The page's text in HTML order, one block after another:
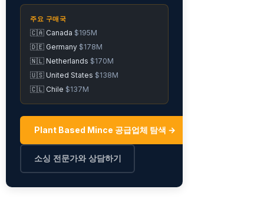
주요 구매국
🇨🇦 Canada $195M
🇩🇪 Germany $178M
🇳🇱 Netherlands $170M
🇺🇸 United States $138M
🇨🇱 Chile $137M
Plant Based Mince 공급업체 탐색 →
소싱 전문가와 상담하기